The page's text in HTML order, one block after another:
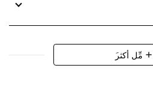
َمِّل أكثر add